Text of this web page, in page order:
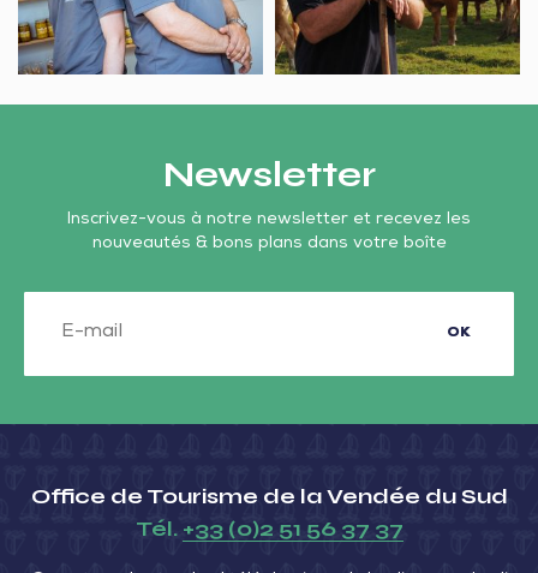
Bellevue
Élevage
de
Newsletter
Inscrivez-vous à notre newsletter et recevez les
nouveautés & bons plans dans votre boîte
OK
Office de Tourisme de la Vendée du Sud
Tél. +33 (0)2 51 56 37 37